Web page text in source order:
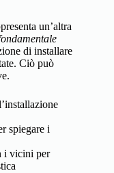
un’altra
di installare
Ciò può
spiegare i
i vicini per